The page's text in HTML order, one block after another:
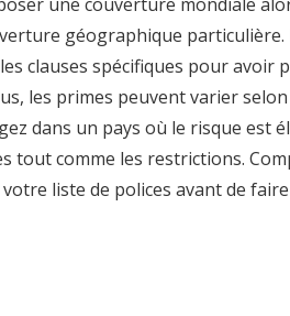
géographique particulière.
clauses spécifiques pour avoir
les primes peuvent varier
dans un pays où le risque est
tout comme les restrictions.
liste de polices avant de